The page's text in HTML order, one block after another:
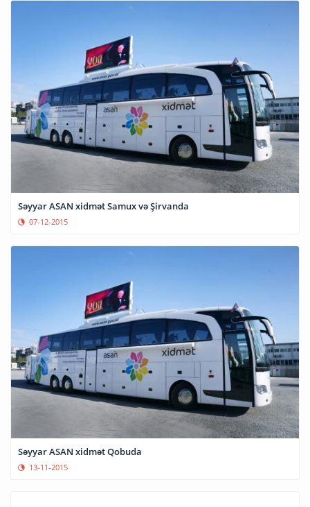
Səyyar ASAN xidmət Samux və Şirvanda
07-12-2015
Səyyar ASAN xidmət Qobuda
13-11-2015